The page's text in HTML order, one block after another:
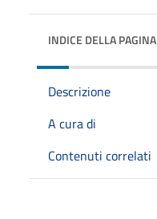
INDICE DELLA PAGINA
Descrizione
A cura di
Contenuti correlati